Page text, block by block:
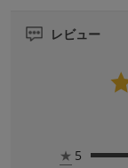
レビュー
★ 5